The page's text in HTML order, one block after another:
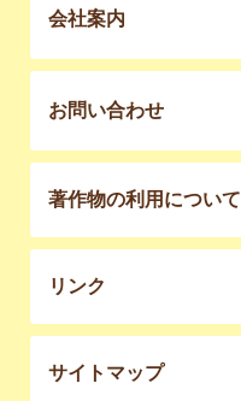
会社案内
お問い合わせ
著作物の利用について
リンク
サイトマップ